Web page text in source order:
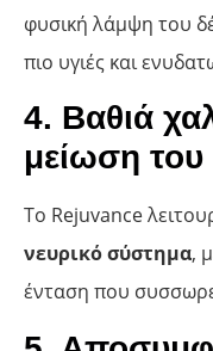
φυσική λάμψη του
πιο υγιές και
4. Βαθιά
μείωση του
Το Rejuvance
νευρικό σύστημα,
ένταση που